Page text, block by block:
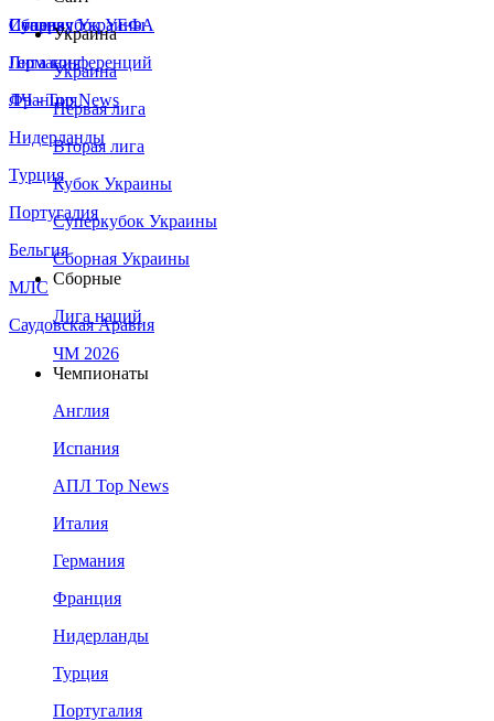
Сборная Украины
Италия
Германия
Франция
Нидерланды
Турция
Португалия
Бельгия
МЛС
Саудовская Аравия
Суперкубок УЕФА
Лига конференций
ЛЧ - Top News
Украина
Украина
Первая лига
Вторая лига
Кубок Украины
Суперкубок Украины
Сборная Украины
Сборные
Лига наций
ЧМ 2026
Чемпионаты
Англия
Испания
АПЛ Top News
Италия
Германия
Франция
Нидерланды
Турция
Португалия